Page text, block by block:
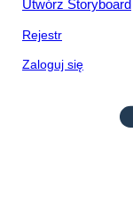
Utwórz Storyboard
Rejestr
Zaloguj się